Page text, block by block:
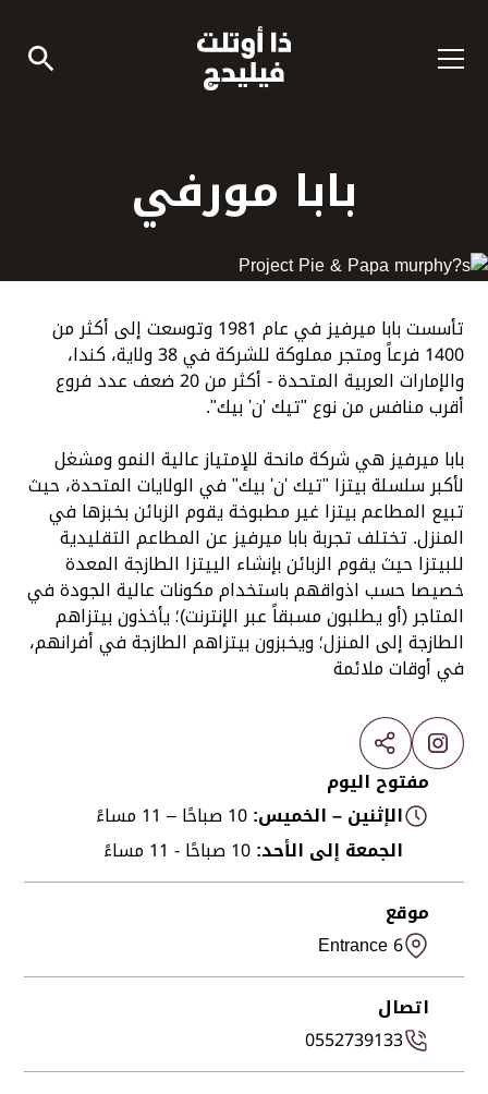
بابا مورفي
مفتوح اليوم
الإثنين – الخميس:10 صباحًا – 11 مساءً
الجمعة إلى الأحد:10 صباحًا - 11 مساءً
موقع
Entrance 6
اتصال
0552739133
تأسست بابا ميرفيز في عام 1981 وتوسعت إلى أكثر من
1400 فرعاً ومتجر مملوكة للشركة في 38 ولاية، كندا،
والإمارات العربية المتحدة - أكثر من 20 ضعف عدد فروع
أقرب منافس من نوع "تيك 'ن' بيك".
بابا ميرفيز هي شركة مانحة للإمتياز عالية النمو ومشغل
لأكبر سلسلة بيتزا "تيك 'ن' بيك" في الولايات المتحدة، حيث
تبيع المطاعم بيتزا غير مطبوخة يقوم الزبائن بخبزها في
المنزل. تختلف تجربة بابا ميرفيز عن المطاعم التقليدية
للبيتزا حيث يقوم الزبائن بإنشاء الييتزا الطازجة المعدة
خصيصا حسب اذواقهم باستخدام مكونات عالية الجودة في
المتاجر (أو يطلبون مسبقاً عبر الإنترنت)؛ يأخذون بيتزاهم
الطازجة إلى المنزل؛ ويخبزون بيتزاهم الطازجة في أفرانهم،
في أوقات ملائمة